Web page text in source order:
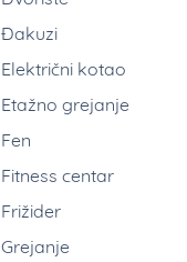
Đakuzi
Električni kotao
Etažno grejanje
Fen
Fitness centar
Frižider
Grejanje